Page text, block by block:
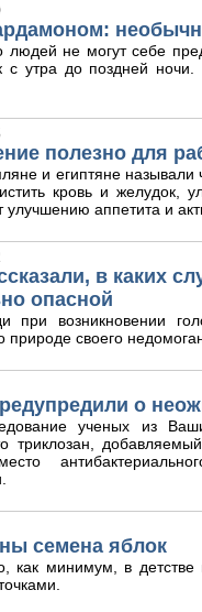
людей не могут себе
с утра до поздней
полезно для
и египтяне
кровь и желудок,
улучшению аппетита и
в каких
опасной
при возникновении
своего
о
ученых из
триклозан,
семена яблок
как минимум, в